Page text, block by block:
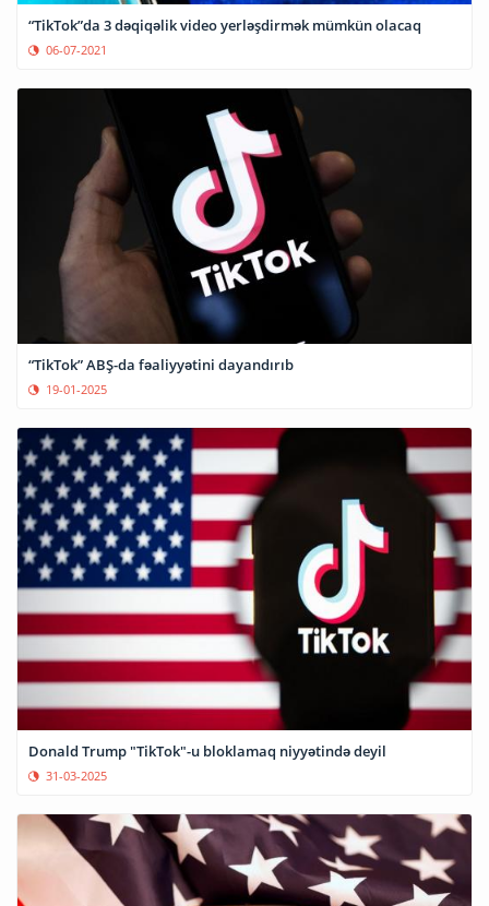
“TikTok”da 3 dəqiqəlik video yerləşdirmək mümkün olacaq
06-07-2021
“TikTok” ABŞ-da fəaliyyətini dayandırıb
19-01-2025
Donald Trump "TikTok"-u bloklamaq niyyətində deyil
31-03-2025